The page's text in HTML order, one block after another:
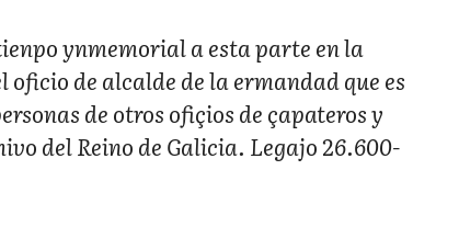
ynmemorial a esta parte en la
oficio de alcalde de la ermandad que es
de otros ofiçios de çapateros y
del Reino de Galicia. Legajo 26.600-